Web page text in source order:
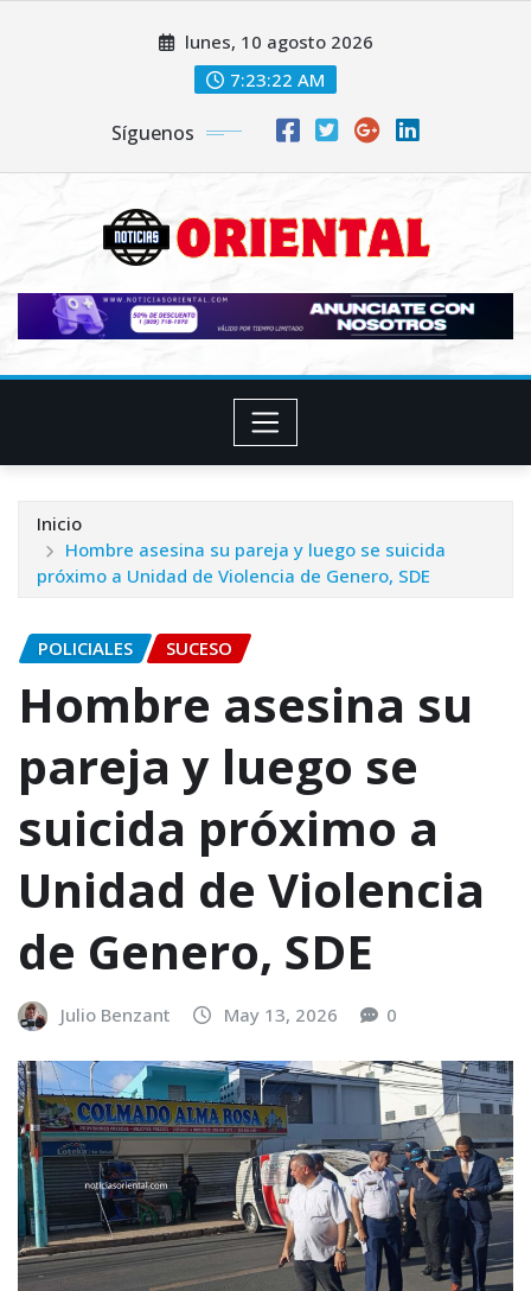
lunes, 10 agosto 2026
7:23:24 AM
Síguenos
Inicio
Hombre asesina su pareja y luego se suicida
próximo a Unidad de Violencia de Genero, SDE
POLICIALES SUCESO
Hombre asesina su
pareja y luego se
suicida próximo a
Unidad de Violencia
de Genero, SDE
Julio Benzant May 13, 2026 0